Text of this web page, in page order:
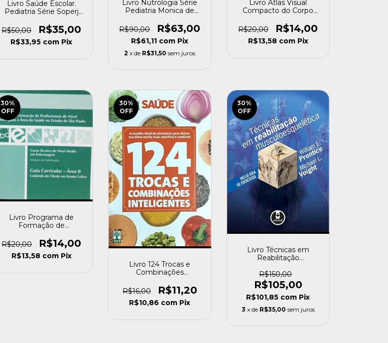
Livro Saúde Escolar.
Pediatria Série Soperj
Jr. [usado]
R$50,00 R$35,00
R$33,95 com Pix
Livro Nutrologia Série
Pediatria Monica de
Outros (coord) [usado]
R$90,00 R$63,00
R$61,11 com Pix
2 x de R$31,50 sem juros
Livro Atlas Visual
Compacto do Corpo
Yuri [usado]
R$20,00 R$14,00
R$13,58 com Pix
30%
OFF
Livro Programa de
Formação de
Técnico para a Área de
Saúde no Estado de São
Paulo es Diversos
R$20,00 R$14,00
R$13,58 com Pix
30%
OFF
Livro 124 Trocas e
Combinações
Helena [usado]
R$16,00 R$11,20
R$10,86 com Pix
30%
OFF
Livro Técnicas em
Reabilitação
William E. Prentice e
Michael L. Voight
[usado]
R$150,00
R$105,00
R$101,85 com Pix
3 x de R$35,00 sem juros